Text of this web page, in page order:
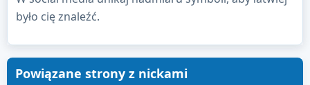
było cię znaleźć.
Powiązane strony z nickami